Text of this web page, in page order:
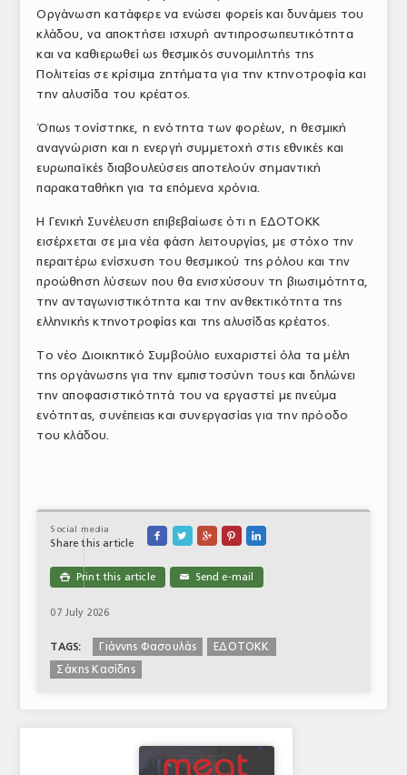
Οργάνωση κατάφερε να ενώσει φορείς και δυνάμεις του
κλάδου, να αποκτήσει ισχυρή αντιπροσωπευτικότητα
και να καθιερωθεί ως θεσμικός συνομιλητής της
Πολιτείας σε κρίσιμα ζητήματα για την κτηνοτροφία και
την αλυσίδα του κρέατος.
Όπως τονίστηκε, η ενότητα των φορέων, η θεσμική
αναγνώριση και η ενεργή συμμετοχή στις εθνικές και
ευρωπαϊκές διαβουλεύσεις αποτελούν σημαντική
παρακαταθήκη για τα επόμενα χρόνια.
Η Γενική Συνέλευση επιβεβαίωσε ότι η ΕΔΟΤΟΚΚ
εισέρχεται σε μια νέα φάση λειτουργίας, με στόχο την
περαιτέρω ενίσχυση του θεσμικού της ρόλου και την
προώθηση λύσεων που θα ενισχύσουν τη βιωσιμότητα,
την ανταγωνιστικότητα και την ανθεκτικότητα της
ελληνικής κτηνοτροφίας και της αλυσίδας κρέατος.
Το νέο Διοικητικό Συμβούλιο ευχαριστεί όλα τα μέλη
της οργάνωσης για την εμπιστοσύνη τους και δηλώνει
την αποφασιστικότητά του να εργαστεί με πνεύμα
ενότητας, συνέπειας και συνεργασίας για την πρόοδο
του κλάδου.
Social media
Share this article
    
 Print this article ✉ Send e-mail
07 July 2026
TAGS: Γιάννης Φασουλάς
ΕΔΟΤΟΚΚ
Σάκης Κασίδης